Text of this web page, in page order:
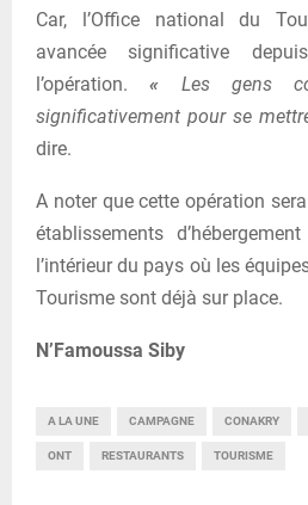
Car, l’Office national du
avancée significative
l’opération.« Les gens
significativement pour se
dire.
A noter que cette opération
établissements
l’intérieur du pays où les
Tourisme sont déjà sur place.
N’Famoussa Siby
A LA UNE CAMPAGNE CONAKRY
ONT RESTAURANTS TOURISME